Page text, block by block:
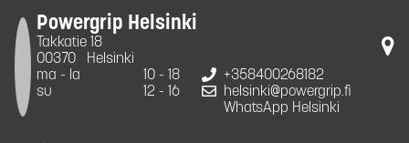
Powergrip Helsinki
Takkatie 18
00370
Helsinki
ma - la
10 - 18
su
12 - 16
+358400268182
helsinki@powergrip.fi
WhatsApp Helsinki